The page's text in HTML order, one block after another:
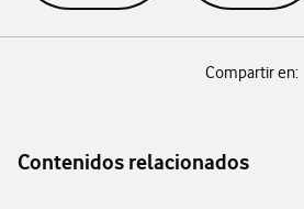
Compartir en:
Contenidos relacionados